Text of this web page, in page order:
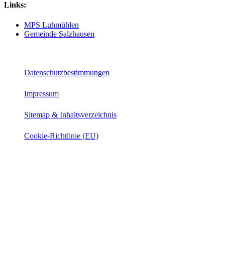
Links:
MPS Luhmühlen
Gemeinde Salzhausen
Datenschutzbestimmungen
Impressum
Sitemap & Inhaltsverzeichnis
Cookie-Richtlinie (EU)